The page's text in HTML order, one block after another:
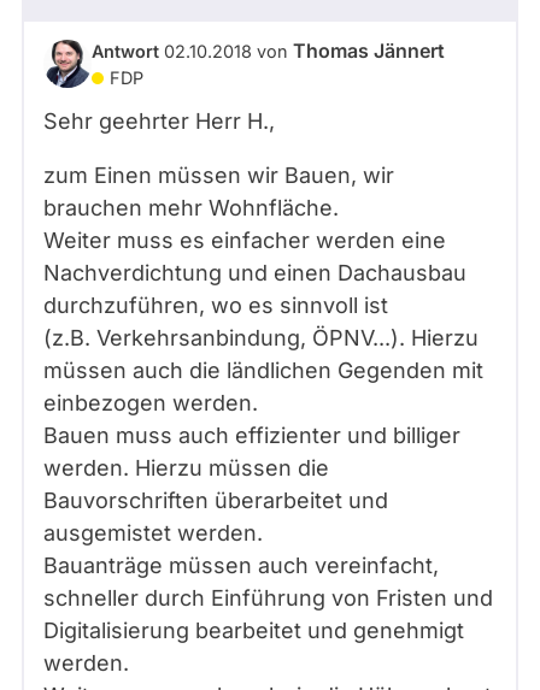
Antwort 02.10.2018 von Thomas Jännert
FDP
Sehr geehrter Herr H.,
zum Einen müssen wir Bauen, wir
brauchen mehr Wohnfläche.
Weiter muss es einfacher werden eine
Nachverdichtung und einen Dachausbau
durchzuführen, wo es sinnvoll ist
(z.B. Verkehrsanbindung, ÖPNV...). Hierzu
müssen auch die ländlichen Gegenden mit
einbezogen werden.
Bauen muss auch effizienter und billiger
werden. Hierzu müssen die
Bauvorschriften überarbeitet und
ausgemistet werden.
Bauanträge müssen auch vereinfacht,
schneller durch Einführung von Fristen und
Digitalisierung bearbeitet und genehmigt
werden.